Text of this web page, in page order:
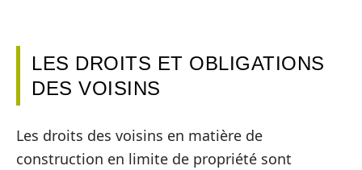
LES DROITS ET OBLIGATIONS
DES VOISINS
Les droits des voisins en matière de
construction en limite de propriété sont